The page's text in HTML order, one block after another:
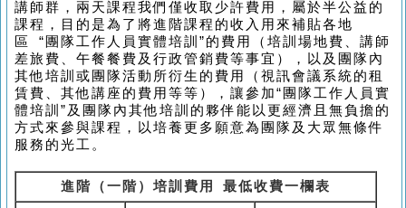
講師群，兩天課程我們僅收取少許費用，屬於半公益的
課程，目的是為了將進階課程的收入用來補貼各地
區
“ 團隊工作人員實體培訓 ”的費用 （ 培訓場地費、講師
差旅費、午餐餐費及行政管銷費等事宜 ）
，以及團隊內
其他培訓或團隊活動所衍生的費用
（ 視訊會議系統的租
賃費、其他講座的費用等等 ） ，讓參加“ 團隊工作人員實
體培訓 ”及團隊內其他培訓的夥伴能以更經濟且無負擔的
方式來參與課程，以培養更多願意為團隊及大眾無條件
服務的光工。
進階（一階）培訓費用 最低收費一欄表